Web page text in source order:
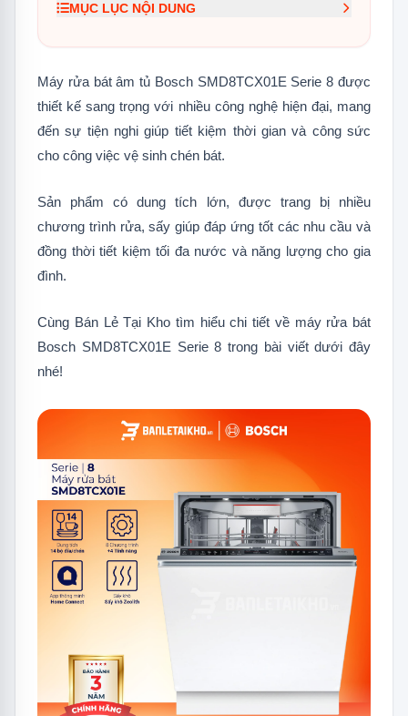
MỤC LỤC NỘI DUNG
hiện đại
1.2 OpenAssist – Hỗ trợ mở cửa không
1.3
Đèn báo thời gian chiếu thẳng xuống
sàn nhà
1.4Hệ thống giàn chứa linh hoạt
1.6Công nghệ trí tuệ nhân tạo
Intensive Zone
Clean Zone
Chương trình rửa diệt khuẩn Hygiene
Plus
1.10Chương trình rửa tiết kiệm 75% thời
gian với Speed Perfect Plus
Serie 8
Máy rửa bát âm tủ Bosch SMD8TCX01E Serie 8 được
thiết kế sang trọng với nhiều công nghệ hiện đại, mang
đến sự tiện nghi giúp tiết kiệm thời gian và công sức
cho công việc vệ sinh chén bát.
Sản phẩm có dung tích lớn, được trang bị nhiều
chương trình rửa, sấy giúp đáp ứng tốt các nhu cầu và
đồng thời tiết kiệm tối đa nước và năng lượng cho gia
đình.
Cùng Bán Lẻ Tại Kho tìm hiểu chi tiết về máy rửa bát
Bosch SMD8TCX01E Serie 8 trong bài viết dưới đây
nhé!